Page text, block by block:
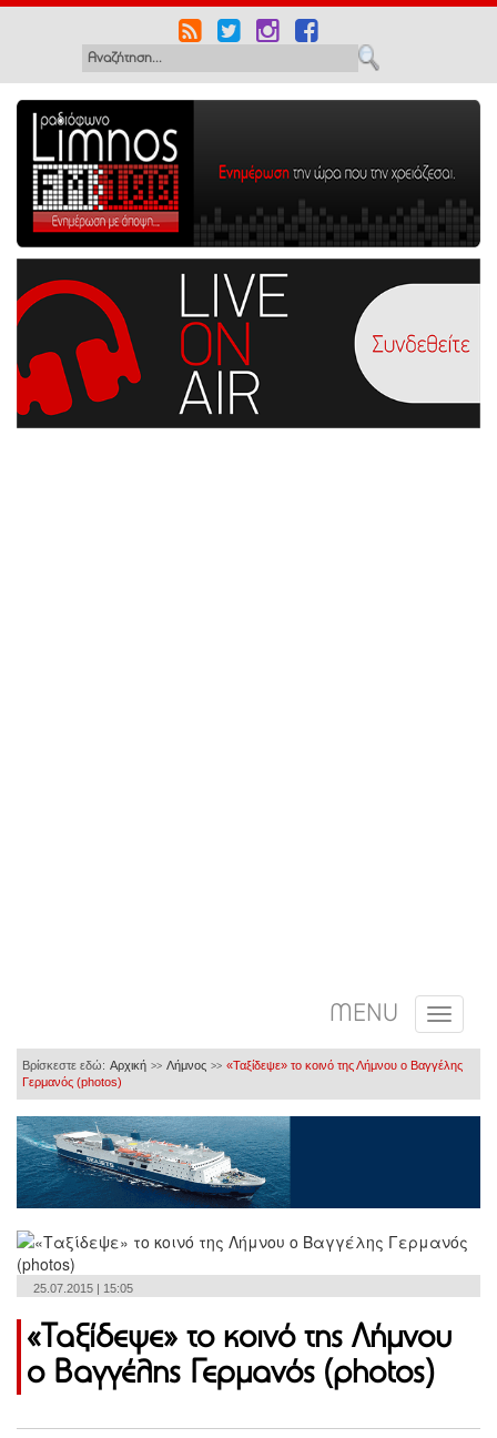
MENU
Βρίσκεστε εδώ: Αρχική >> Λήμνος >> «Ταξίδεψε» το κοινό της Λήμνου ο Βαγγέλης
Γερμανός (photos)
25.07.2015 | 15:05
«Ταξίδεψε» το κοινό της Λήμνου
ο Βαγγέλης Γερμανός (photos)